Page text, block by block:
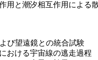
用と潮汐相互作用による
び望遠鏡との統合試験
おける宇宙線の逃走過程